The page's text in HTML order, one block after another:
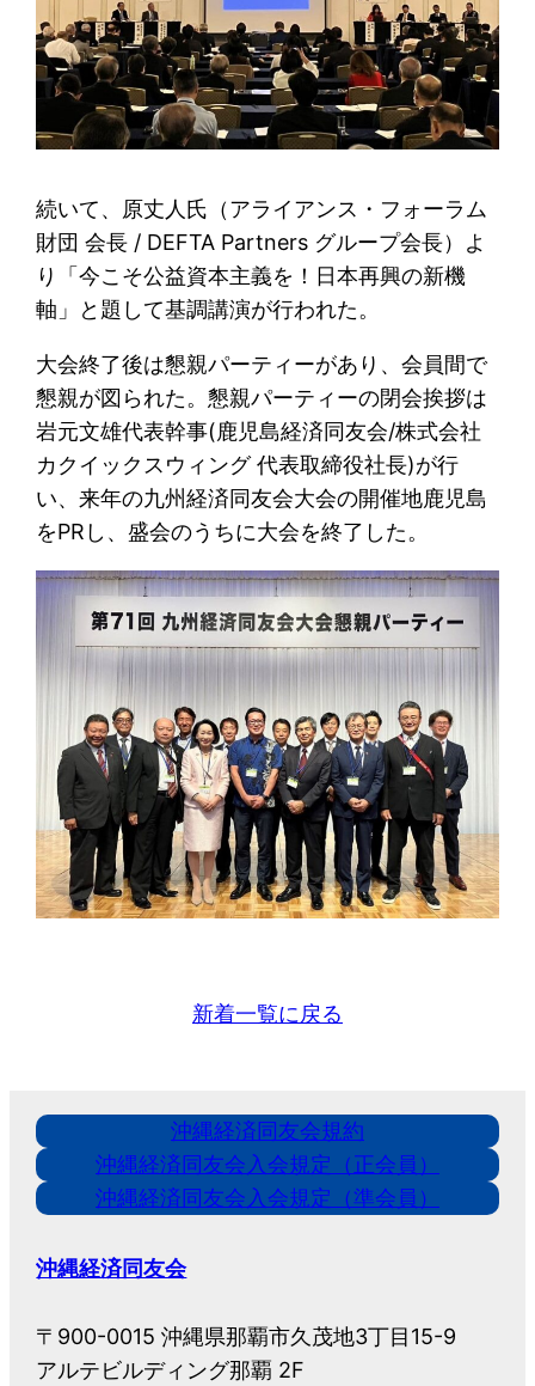
続いて、原丈人氏（アライアンス・フォーラム
財団 会長 / DEFTA Partners グループ会長）よ
り「今こそ公益資本主義を！日本再興の新機
軸」と題して基調講演が行われた。
大会終了後は懇親パーティーがあり、会員間で
懇親が図られた。懇親パーティーの閉会挨拶は
岩元文雄代表幹事(鹿児島経済同友会/株式会社
カクイックスウィング 代表取締役社長)が行
い、来年の九州経済同友会大会の開催地鹿児島
をPRし、盛会のうちに大会を終了した。
新着一覧に戻る
沖縄経済同友会規約
沖縄経済同友会入会規定（正会員）
沖縄経済同友会入会規定（準会員）
沖縄経済同友会
〒900-0015 沖縄県那覇市久茂地3丁目15-9
アルテビルディング那覇 2F